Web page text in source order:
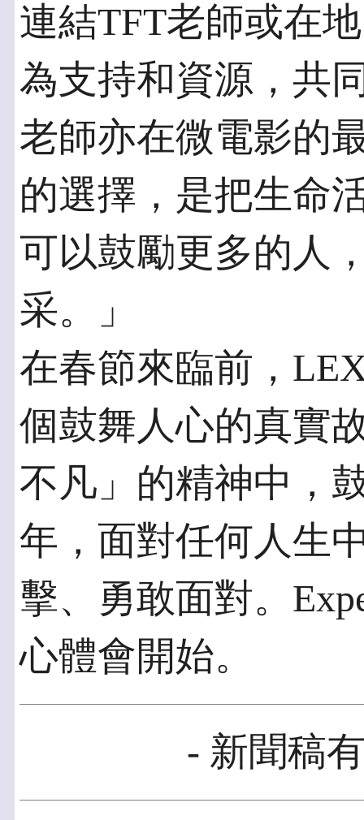
連結TFT老師或在
為支持和資源，共
老師亦在微電影的
的選擇，是把生命
可以鼓勵更多的人
采。」
在春節來臨前，
個鼓舞人心的真實
不凡」的精神中，
年，面對任何人生
擊、勇敢面對。
心體會開始。
- 新聞稿